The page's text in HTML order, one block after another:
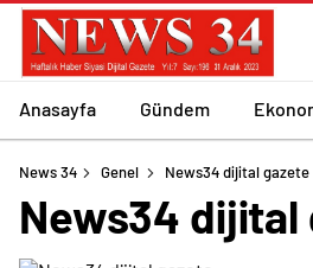
Anasayfa Gündem
News 34 Genel News34 dijital gazete
News34 dijital